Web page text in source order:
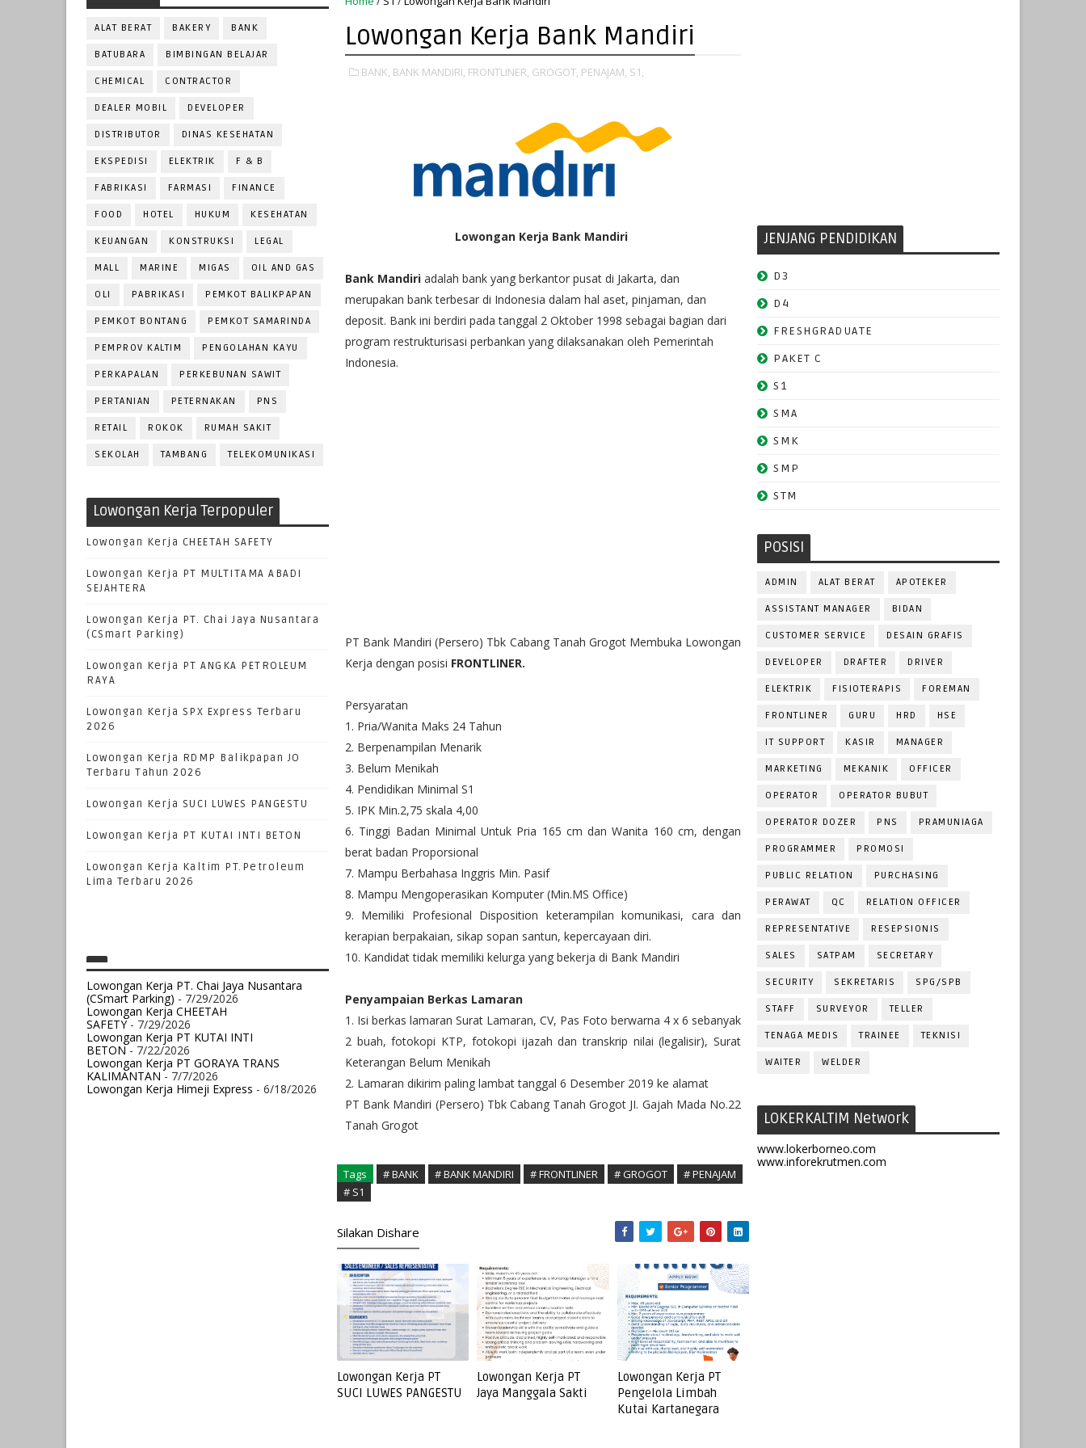
ALAT BERAT BAKERY BANK
BATUBARA BIMBINGAN BELAJAR
CHEMICAL CONTRACTOR
DEALER MOBIL DEVELOPER
DISTRIBUTOR DINAS KESEHATAN
EKSPEDISI ELEKTRIK F & B
FABRIKASI FARMASI FINANCE
FOOD HOTEL HUKUM KESEHATAN
KEUANGAN KONSTRUKSI LEGAL
MALL MARINE MIGAS OIL AND GAS
OLI PABRIKASI PEMKOT BALIKPAPAN
PEMKOT BONTANG PEMKOT SAMARINDA
PEMPROV KALTIM PENGOLAHAN KAYU
PERKAPALAN PERKEBUNAN SAWIT
PERTANIAN PETERNAKAN PNS
RETAIL ROKOK RUMAH SAKIT
SEKOLAH TAMBANG TELEKOMUNIKASI
Lowongan Kerja Terpopuler
Lowongan Kerja CHEETAH SAFETY
Lowongan Kerja PT MULTITAMA ABADI
SEJAHTERA
Lowongan Kerja PT. Chai Jaya Nusantara
(CSmart Parking)
Lowongan Kerja PT ANGKA PETROLEUM
RAYA
Lowongan Kerja SPX Express Terbaru
2026
Lowongan Kerja RDMP Balikpapan JO
Terbaru Tahun 2026
Lowongan Kerja SUCI LUWES PANGESTU
Lowongan Kerja PT KUTAI INTI BETON
Lowongan Kerja Kaltim PT.Petroleum
Lima Terbaru 2026
Lowongan Kerja PT. Chai Jaya Nusantara
(CSmart Parking) - 7/29/2026
Lowongan Kerja CHEETAH
SAFETY- 7/29/2026
Lowongan Kerja PT KUTAI INTI
BETON- 7/22/2026
Lowongan Kerja PT GORAYA TRANS
KALIMANTAN- 7/7/2026
Lowongan Kerja Himeji Express - 6/18/2026
Lowongan Kerja Bank Mandiri
BANK, BANK MANDIRI, FRONTLINER, GROGOT, PENAJAM, S1,
Lowongan Kerja Bank Mandiri
Bank Mandiri adalah bank yang berkantor pusat di Jakarta, dan
merupakan bank terbesar di Indonesia dalam hal aset, pinjaman, dan
deposit. Bank ini berdiri pada tanggal 2 Oktober 1998 sebagai bagian dari
program restrukturisasi perbankan yang dilaksanakan oleh Pemerintah
Indonesia.
PT Bank Mandiri (Persero) Tbk Cabang Tanah Grogot Membuka Lowongan
Kerja dengan posisi FRONTLINER.
Persyaratan
1. Pria/Wanita Maks 24 Tahun
2. Berpenampilan Menarik
3. Belum Menikah
4. Pendidikan Minimal S1
5. IPK Min.2,75 skala 4,00
6. Tinggi Badan Minimal Untuk Pria 165 cm dan Wanita 160 cm, dengan
berat badan Proporsional
7. Mampu Berbahasa Inggris Min. Pasif
8. Mampu Mengoperasikan Komputer (Min.MS Office)
9. Memiliki Profesional Disposition keterampilan komunikasi, cara dan
kerapian berpakaian, sikap sopan santun, kepercayaan diri.
10. Kandidat tidak memiliki kelurga yang bekerja di Bank Mandiri
Penyampaian Berkas Lamaran
1. Isi berkas lamaran Surat Lamaran, CV, Pas Foto berwarna 4 x 6 sebanyak
2 buah, fotokopi KTP, fotokopi ijazah dan transkrip nilai (legalisir), Surat
Keterangan Belum Menikah
2. Lamaran dikirim paling lambat tanggal 6 Desember 2019 ke alamat
PT Bank Mandiri (Persero) Tbk Cabang Tanah Grogot JI. Gajah Mada No.22
Tanah Grogot
Tags # BANK # BANK MANDIRI # FRONTLINER # GROGOT
# PENAJAM
# S1
Silakan Dishare
Lowongan Kerja PT
SUCI LUWES PANGESTU
Lowongan Kerja PT
Jaya Manggala Sakti
Lowongan Kerja PT
Pengelola Limbah
Kutai Kartanegara
JENJANG PENDIDIKAN
D3
D4
FRESHGRADUATE
PAKET C
S1
SMA
SMK
SMP
STM
POSISI
ADMIN ALAT BERAT APOTEKER
ASSISTANT MANAGER BIDAN
CUSTOMER SERVICE DESAIN GRAFIS
DEVELOPER DRAFTER DRIVER
ELEKTRIK FISIOTERAPIS FOREMAN
FRONTLINER GURU HRD HSE
IT SUPPORT KASIR MANAGER
MARKETING MEKANIK OFFICER
OPERATOR OPERATOR BUBUT
OPERATOR DOZER PNS PRAMUNIAGA
PROGRAMMER PROMOSI
PUBLIC RELATION PURCHASING
PERAWAT QC RELATION OFFICER
REPRESENTATIVE RESEPSIONIS
SALES SATPAM SECRETARY
SECURITY SEKRETARIS SPG/SPB
STAFF SURVEYOR TELLER
TENAGA MEDIS TRAINEE TEKNISI
WAITER WELDER
LOKERKALTIM Network
www.lokerborneo.com
www.inforekrutmen.com